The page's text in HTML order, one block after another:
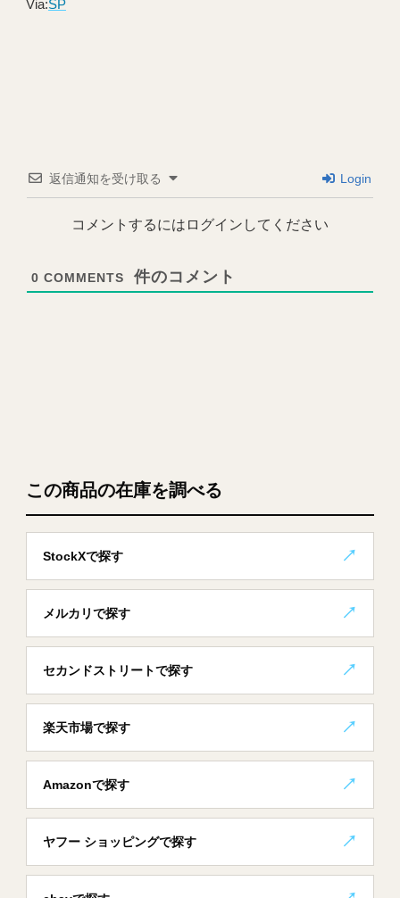
Via:SP
この商品の在庫を調べる
StockXで探す
メルカリで探す
セカンドストリートで探す
楽天市場で探す
Amazonで探す
ヤフー ショッピングで探す
返信通知を受け取る Login
コメントするにはログインしてください
0 COMMENTS